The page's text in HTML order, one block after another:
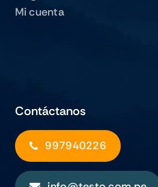
Mi cuenta
Contáctanos
997940226